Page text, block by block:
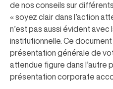
de nos conseils sur
« soyez clair dans l’action
n’est pas aussi évident avec
institutionnelle. Ce
présentation générale de
attendue figure dans l’autre
présentation corporate